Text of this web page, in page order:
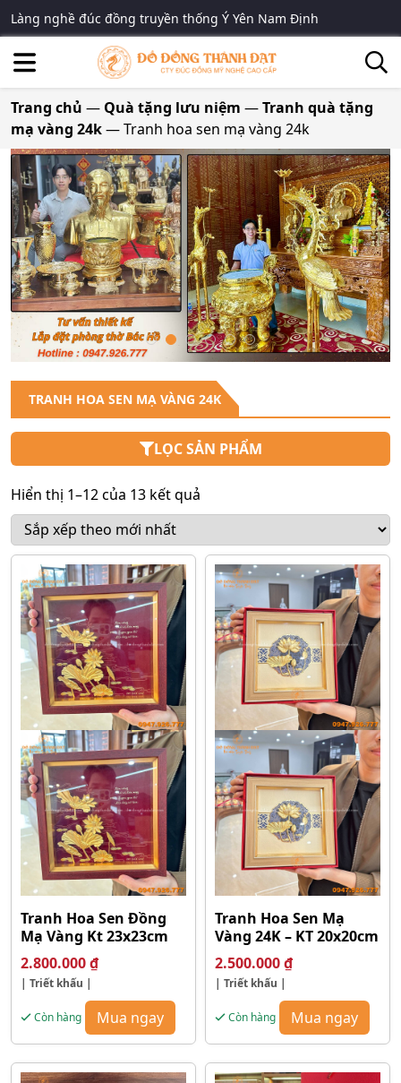
Làng nghề đúc đồng truyền thống Ý Yên Nam Định
Trang chủ — Quà tặng lưu niệm —Tranh quà tặng
mạ vàng 24k—Tranh hoa sen mạ vàng 24k
TRANH HOA SEN MẠ VÀNG 24K
LỌC SẢN PHẨM
Hiển thị 1–12 của 13 kết quả
Tranh Hoa Sen Đồng
Mạ Vàng Kt 23x23cm
2.800.000₫
| Triết khấu |
Còn hàng Mua ngay
Tranh Hoa Sen Mạ
Vàng 24K – KT 20x20cm
2.500.000₫
| Triết khấu |
Còn hàng Mua ngay